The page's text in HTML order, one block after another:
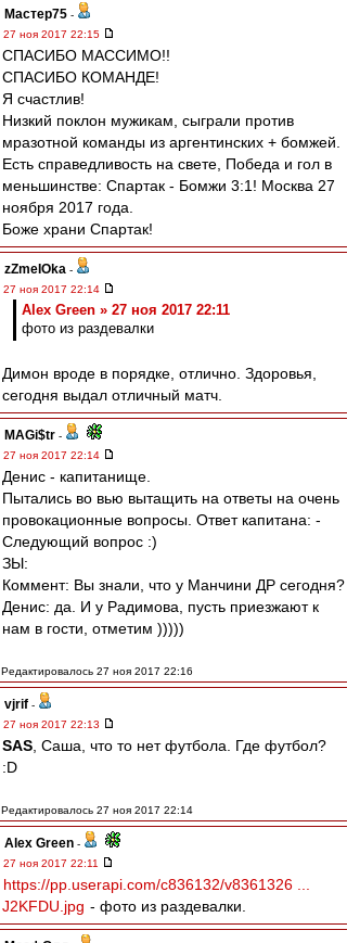
Мастер75 -
27 ноя 2017 22:15
СПАСИБО МАССИМО!!
СПАСИБО КОМАНДЕ!
Я счастлив!
Низкий поклон мужикам, сыграли против
мразотной команды из аргентинских + бомжей.
Есть справедливость на свете, Победа и гол в
меньшинстве: Спартак - Бомжи 3:1! Москва 27
ноября 2017 года.
Боже храни Спартак!
zZmeIOka -
27 ноя 2017 22:14
Alex Green » 27 ноя 2017 22:11
фото из раздевалки
Димон вроде в порядке, отлично. Здоровья,
сегодня выдал отличный матч.
MAGi$tr -
27 ноя 2017 22:14
Денис - капитанище.
Пытались во вью вытащить на ответы на очень
провокационные вопросы. Ответ капитана: -
Следующий вопрос :)
ЗЫ:
Коммент: Вы знали, что у Манчини ДР сегодня?
Денис: да. И у Радимова, пусть приезжают к
нам в гости, отметим )))))
Редактировалось 27 ноя 2017 22:16
vjrif -
27 ноя 2017 22:13
SAS , Саша, что то нет футбола. Где футбол?
:D
Редактировалось 27 ноя 2017 22:14
Alex Green -
27 ноя 2017 22:11
https://pp.userapi.com/c836132/v8361326 ...
J2KFDU.jpg - фото из раздевалки.